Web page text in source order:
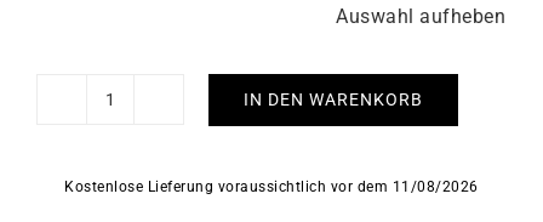
Auswahl aufheben
Kreis
IN DEN WARENKORB
Kostenlose Lieferung voraussichtlich vor dem 11/08/2026